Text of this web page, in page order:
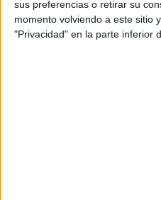
sus preferencias o retirar su
momento volviendo a este sitio
"Privacidad" en la parte inferior
Contenidos
Sorteos